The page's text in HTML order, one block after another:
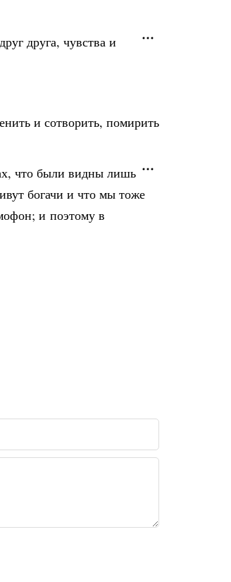
друга, чувства и
и сотворить, помирить
что были видны лишь
богачи и что мы тоже
и поэтому в